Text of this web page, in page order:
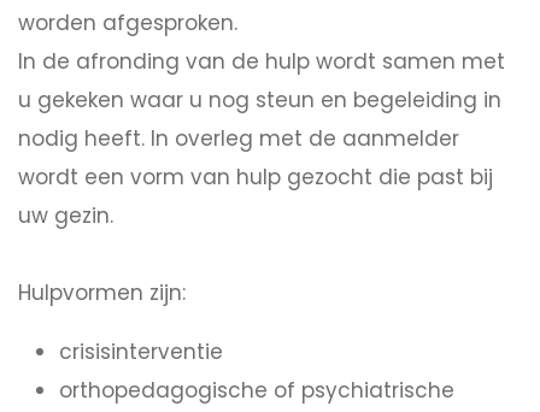
worden afgesproken.
In de afronding van de hulp wordt samen met
u gekeken waar u nog steun en begeleiding in
nodig heeft. In overleg met de aanmelder
wordt een vorm van hulp gezocht die past bij
uw gezin.
Hulpvormen zijn:
crisisinterventie
orthopedagogische of psychiatrische